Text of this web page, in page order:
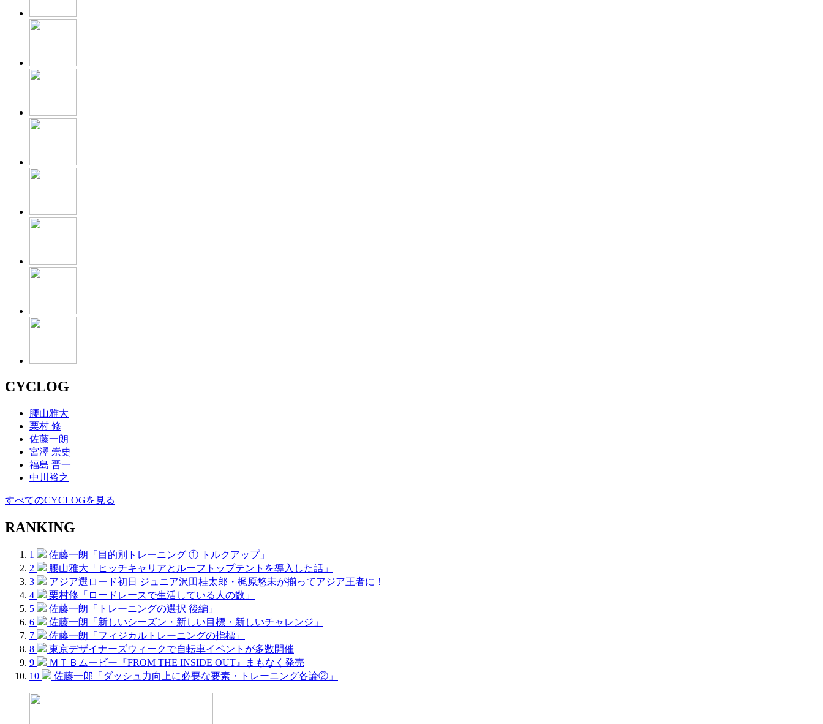
CYCLOG
腰山雅大
栗村 修
佐藤一朗
宮澤 崇史
福島 晋一
中川裕之
すべてのCYCLOGを見る
RANKING
1
佐藤一朗「目的別トレーニング ① トルクアップ」
2
腰山雅大「ヒッチキャリアとルーフトップテントを導入した話」
3
アジア選ロード初日 ジュニア沢田桂太郎・梶原悠未が揃ってアジア王者に！
4
栗村修「ロードレースで生活している人の数」
5
佐藤一朗「トレーニングの選択 後編」
6
佐藤一朗「新しいシーズン・新しい目標・新しいチャレンジ」
7
佐藤一朗「フィジカルトレーニングの指標」
8
東京デザイナーズウィークで自転車イベントが多数開催
9
ＭＴＢムービー『FROM THE INSIDE OUT』まもなく発売
10
佐藤一郎「ダッシュ力向上に必要な要素・トレーニング各論②」